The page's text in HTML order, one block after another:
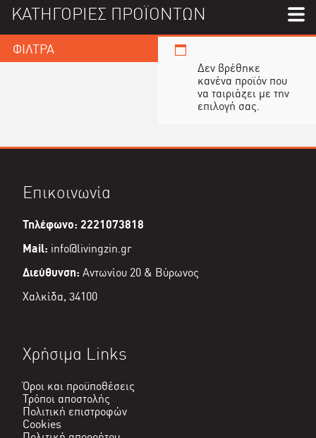
ΚΑΤΗΓΟΡΙΕΣ ΠΡΟΪΟΝΤΩΝ
ΦΙΛΤΡΑ
Δεν βρέθηκε
κανένα προϊόν που
να ταιριάζει με την
επιλογή σας.
Επικοινωνία
Τηλέφωνο: 2221073818
Mail: info@livingzin.gr
Διεύθυνση: Αντωνίου 20 & Βύρωνος
Χαλκίδα, 34100
Χρήσιμα Links
Όροι και προϋποθέσεις
Τρόποι αποστολής
Πολιτική επιστροφών
Cookies